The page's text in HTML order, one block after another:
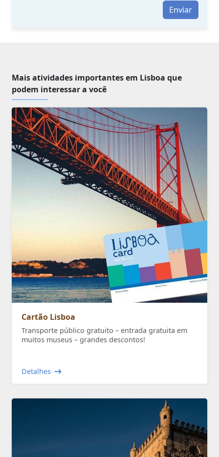
Enviar
Mais atividades importantes em Lisboa que
podem interessar a você
Cartão Lisboa
Transporte público gratuito – entrada gratuita em
muitos museus – grandes descontos!
Detalhes